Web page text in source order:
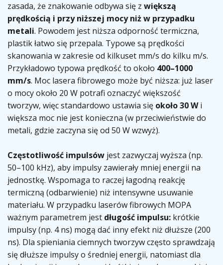
zasada, że znakowanie odbywa się z większą
prędkością i przy niższej mocy niż w przypadku
metali. Powodem jest niższa odporność termiczna,
plastik łatwo się przepala. Typowe są prędkości
skanowania w zakresie od kilkuset mm/s do kilku m/s.
Przykładowo typowa prędkość to około 400–1000
mm/s. Moc lasera fibrowego może być niższa: już laser
o mocy około 20 W potrafi oznaczyć większość
tworzyw, więc standardowo ustawia się około 30 Wi
większa moc nie jest konieczna (w przeciwieństwie do
metali, gdzie zaczyna się od 50 W wzwyż).
Częstotliwość impulsów jest zazwyczaj wyższa (np.
50–100 kHz), aby impulsy zawierały mniej energii na
jednostkę. Wspomaga to raczej łagodną reakcję
termiczną (odbarwienie) niż intensywne usuwanie
materiału. W przypadku laserów fibrowych MOPA
ważnym parametrem jest długość impulsu: krótkie
impulsy (np. 4 ns) mogą dać inny efekt niż dłuższe (200
ns). Dla spieniania ciemnych tworzyw często sprawdzają
się dłuższe impulsy o średniej energii, natomiast dla